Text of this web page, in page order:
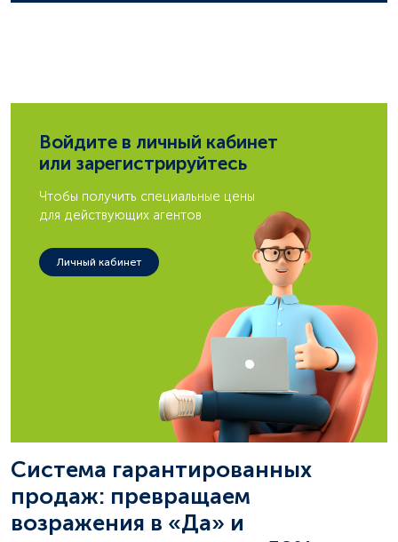
Войдите в личный кабинет
или зарегистрируйтесь
Чтобы получить специальные цены
для действующих агентов
Личный кабинет
Система гарантированных
продаж: превращаем
возражения в «Да» и